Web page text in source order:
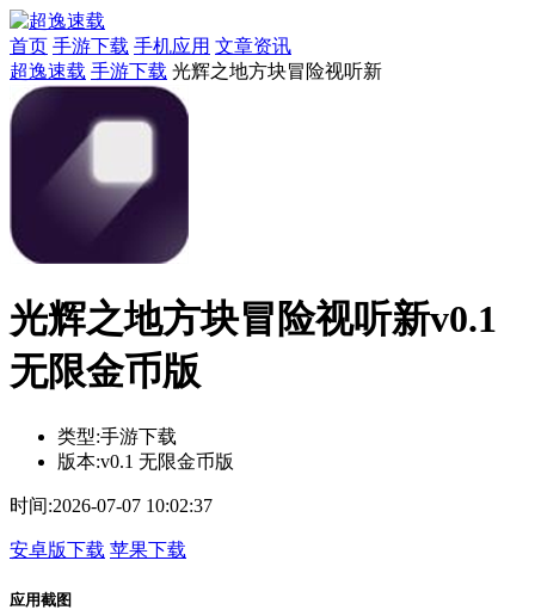
首页 手游下载 手机应用 文章资讯
超逸速载 手游下载 光辉之地方块冒险视听新
光辉之地方块冒险视听新v0.1
无限金币版
类型:手游下载
版本:v0.1 无限金币版
时间:2026-07-07 10:02:37
安卓版下载 苹果下载
应用截图